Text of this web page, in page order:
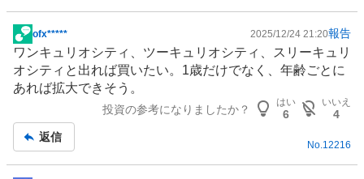
掲
示
板
記
ofx***** 2025/12/24 21:20報告
ワンキュリオシティ、ツーキュリオシティ、スリーキュリ
オシティと出れば買いたい。1歳だけでなく、年齢ごとに
あれば拡大できそう。
投資の参考になりましたか？
はい
6
いいえ
4
返信
No.12216